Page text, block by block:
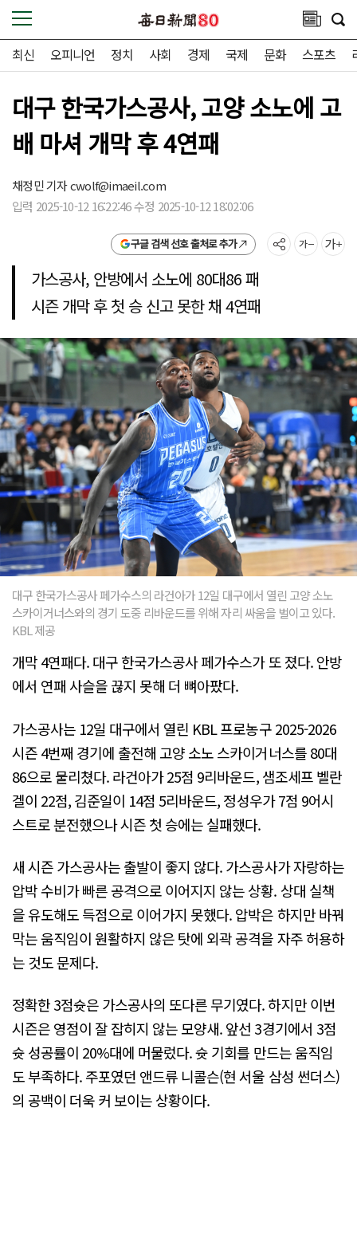
최신 오피니언 정치 사회 경제 국제 문화 스포츠
대구 한국가스공사, 고양 소노에 고
배 마셔 개막 후 4연패
채정민 기자cwolf@imaeil.com
입력 2025-10-12 16:22:46 수정 2025-10-12 18:02:06
구글 검색 선호 출처로 추가
가스공사, 안방에서 소노에 80대86 패
시즌 개막 후 첫 승 신고 못한 채 4연패
대구 한국가스공사 페가수스의 라건아가 12일 대구에서 열린 고양 소노
스카이거너스와의 경기 도중 리바운드를 위해 자리 싸움을 벌이고 있다.
KBL 제공
개막 4연패다. 대구 한국가스공사 페가수스가 또 졌다. 안방
에서 연패 사슬을 끊지 못해 더 뼈아팠다.
가스공사는 12일 대구에서 열린 KBL 프로농구 2025-2026
시즌 4번째 경기에 출전해 고양 소노 스카이거너스를 80대
86으로 물리쳤다. 라건아가 25점 9리바운드, 샘조세프 벨란
겔이 22점, 김준일이 14점 5리바운드, 정성우가 7점 9어시
스트로 분전했으나 시즌 첫 승에는 실패했다.
새 시즌 가스공사는 출발이 좋지 않다. 가스공사가 자랑하는
압박 수비가 빠른 공격으로 이어지지 않는 상황. 상대 실책
을 유도해도 득점으로 이어가지 못했다. 압박은 하지만 바꿔
막는 움직임이 원활하지 않은 탓에 외곽 공격을 자주 허용하
는 것도 문제다.
정확한 3점슛은 가스공사의 또다른 무기였다. 하지만 이번
시즌은 영점이 잘 잡히지 않는 모양새. 앞선 3경기에서 3점
슛 성공률이 20%대에 머물렀다. 슛 기회를 만드는 움직임
도 부족하다. 주포였던 앤드류 니콜슨(현 서울 삼성 썬더스)
의 공백이 더욱 커 보이는 상황이다.